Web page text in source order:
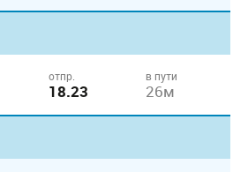
отпр.
18.23
в пути
26м